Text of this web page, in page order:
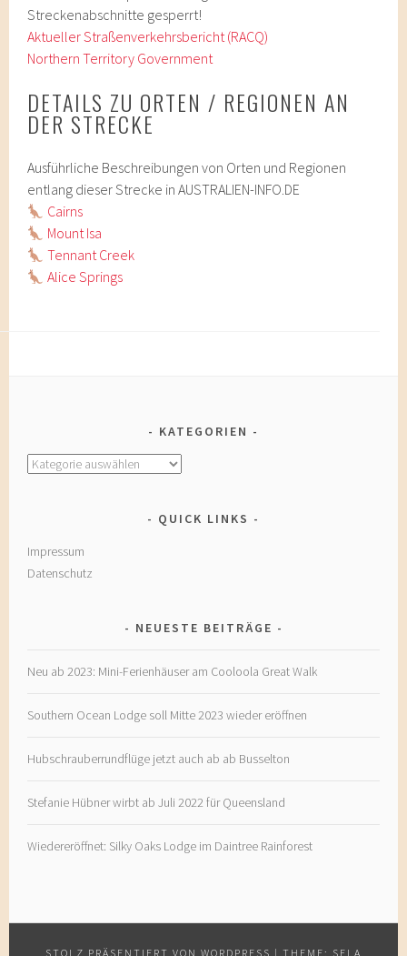
Streckenabschnitte gesperrt!
Aktueller Straßenverkehrsbericht (RACQ)
Northern Territory Government
DETAILS ZU ORTEN / REGIONEN AN
DER STRECKE
Ausführliche Beschreibungen von Orten und Regionen
entlang dieser Strecke in AUSTRALIEN-INFO.DE
Cairns
Mount Isa
Tennant Creek
Alice Springs
KATEGORIEN
Kategorien
QUICK LINKS
Impressum
Datenschutz
NEUESTE BEITRÄGE
Neu ab 2023: Mini-Ferienhäuser am Cooloola Great Walk
Southern Ocean Lodge soll Mitte 2023 wieder eröffnen
Hubschrauberrundflüge jetzt auch ab ab Busselton
Stefanie Hübner wirbt ab Juli 2022 für Queensland
Wiedereröffnet: Silky Oaks Lodge im Daintree Rainforest
STOLZ PRÄSENTIERT VON WORDPRESS | THEME: SELA